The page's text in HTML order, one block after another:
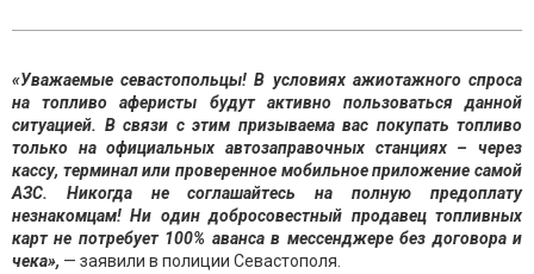
«Уважаемые севастопольцы! В условиях ажиотажного спроса
на топливо аферисты будут активно пользоваться данной
ситуацией. В связи с этим призываема вас покупать топливо
только на официальных автозаправочных станциях – через
кассу, терминал или проверенное мобильное приложение самой
АЗС. Никогда не соглашайтесь на полную предоплату
незнакомцам! Ни один добросовестный продавец топливных
карт не потребует 100% аванса в мессенджере без договора и
чека», — заявили в полиции Севастополя.